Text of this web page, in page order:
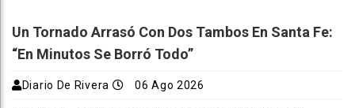
Un Tornado Arrasó Con Dos Tambos En Santa Fe:
“En Minutos Se Borró Todo”
Diario De Rivera 06 Ago 2026